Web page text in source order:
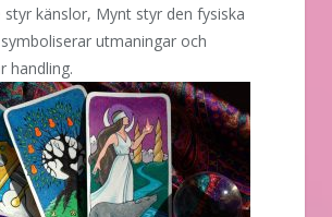
styr känslor, Mynt styr den fysiska
utmaningar och
handling.